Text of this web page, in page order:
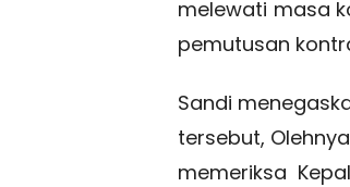
melewati masa
pemutusan
Sandi
tersebut,
memeriksa